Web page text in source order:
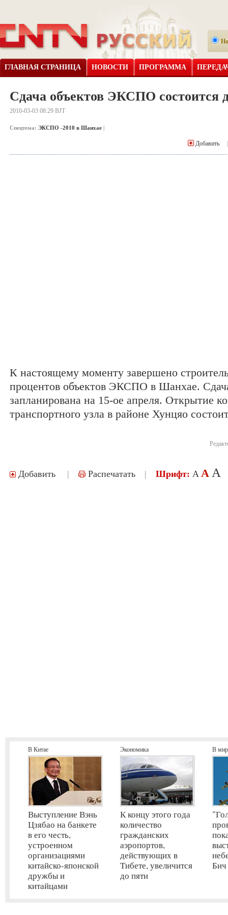
ГЛАВНАЯ СТРАНИЦА НОВОСТИ ПРОГРАММА
Сдача объектов ЭКСПО состоится
2010-03-03 08:29 BJT
Спецтема: ЭКСПО -2010 в Шанхае |
Добавить
К настоящему моменту завершено
процентов объектов ЭКСПО в Шанхае.
запланирована на 15-ое апреля. Открытие
транспортного узла в районе Хунцяо
Добавить | Распечатать | Шрифт: A A A
В Китае
Выступление Вэнь
Цзябао на банкете
в его честь,
устроенном
организациями
китайско-японской
дружбы и
китайцами
Экономика
К концу этого года
количество
гражданских
аэропортов,
действующих в
Тибете, увеличится
до пяти
В
Бич